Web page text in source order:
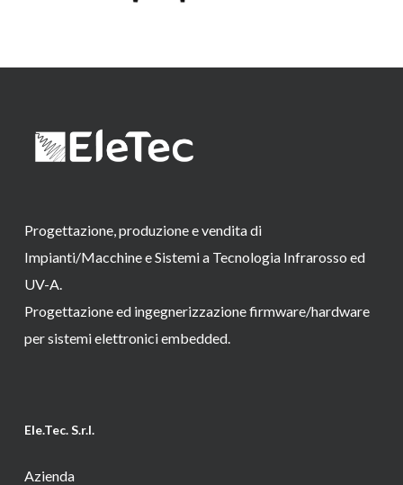
Progettazione, produzione e vendita di
Impianti/Macchine e Sistemi a Tecnologia Infrarosso ed
UV-A.
Progettazione ed ingegnerizzazione firmware/hardware
per sistemi elettronici embedded.
Ele.Tec. S.r.l.
Azienda